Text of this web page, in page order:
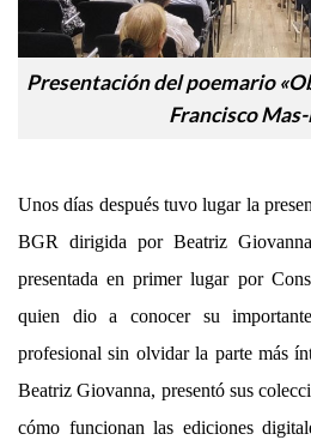
Presentación del poemario
Francisco
Unos días después tuvo lugar la
BGR dirigida por Beatriz
presentadaen primer lugar por
quien dio a conocer su
profesional sin olvidar la parte más
Beatriz Giovanna, presentó sus
cómo funcionan las ediciones